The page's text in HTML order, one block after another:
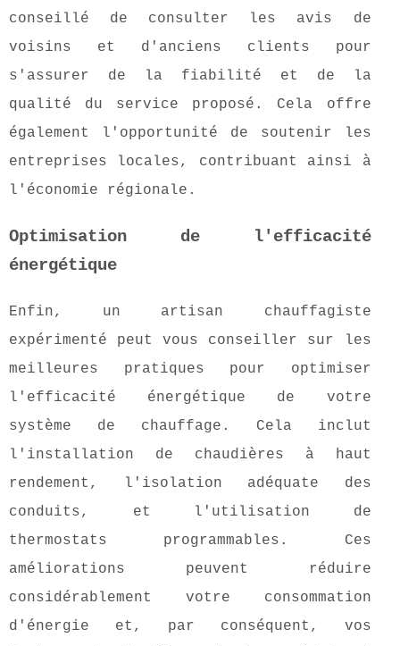
conseillé de consulter les avis de
voisins et d'anciens clients pour
s'assurer de la fiabilité et de la
qualité du service proposé. Cela offre
également l'opportunité de soutenir les
entreprises locales, contribuant ainsi à
l'économie régionale.
Optimisation de l'efficacité
énergétique
Enfin, un artisan chauffagiste
expérimenté peut vous conseiller sur les
meilleures pratiques pour optimiser
l'efficacité énergétique de votre
système de chauffage. Cela inclut
l'installation de chaudières à haut
rendement, l'isolation adéquate des
conduits, et l'utilisation de
thermostats programmables. Ces
améliorations peuvent réduire
considérablement votre consommation
d'énergie et, par conséquent, vos